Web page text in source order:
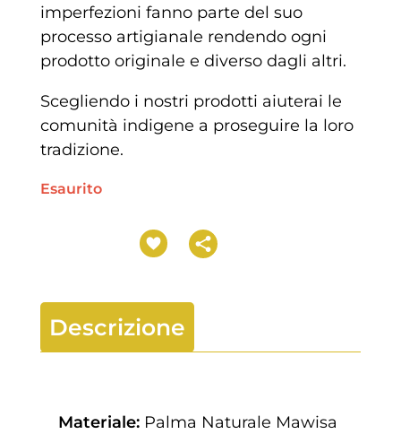
imperfezioni fanno parte del suo
processo artigianale rendendo ogni
prodotto originale e diverso dagli altri.
Scegliendo i nostri prodotti aiuterai le
comunità indigene a proseguire la loro
tradizione.
Esaurito
Descrizione
Materiale: Palma Naturale Mawisa